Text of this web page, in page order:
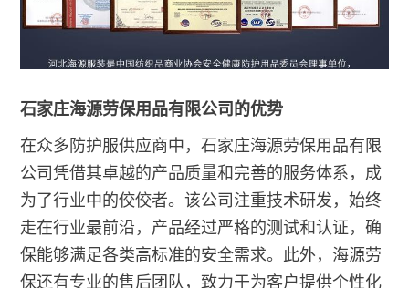
石家庄海源劳保用品有限公司的优势
在众多防护服供应商中，石家庄海源劳保用品有限
公司凭借其卓越的产品质量和完善的服务体系，成
为了行业中的佼佼者。该公司注重技术研发，始终
走在行业最前沿，产品经过严格的测试和认证，确
保能够满足各类高标准的安全需求。此外，海源劳
保还有专业的售后团队，致力于为客户提供个性化